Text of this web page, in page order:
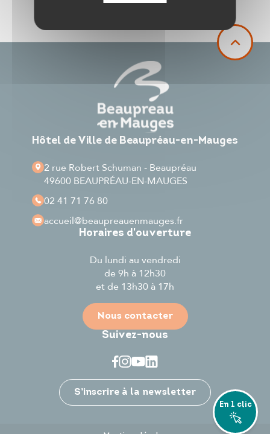
Je participe
Hôtel de Ville de Beaupréau-en-Mauges
2 rue Robert Schuman - Beaupréau
49600 BEAUPRÉAU-EN-MAUGES
02 41 71 76 80
accueil@beaupreauenmauges.fr
Horaires d'ouverture
Du lundi au vendredi
de 9h à 12h30
et de 13h30 à 17h
Nous contacter
Suivez-nous
S’inscrire à la newsletter
En 1 clic